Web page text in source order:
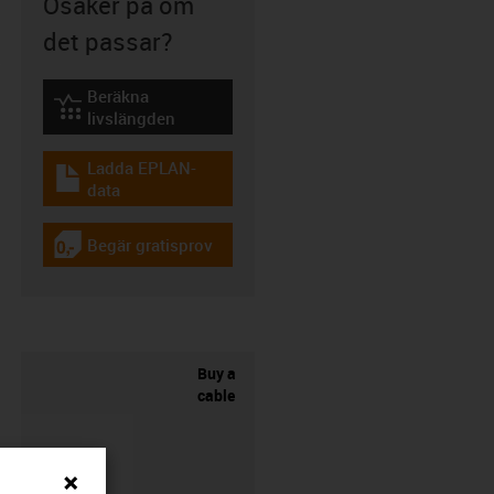
det passar?
igus-icon-lebensdauerrechner
Beräkna
livslängden
igus-icon-download-plan
Ladda EPLAN-
data
igus-icon-gratismuster
Begär gratisprov
Buy a
cable